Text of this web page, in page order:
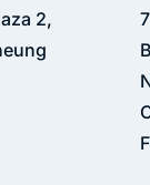
2,